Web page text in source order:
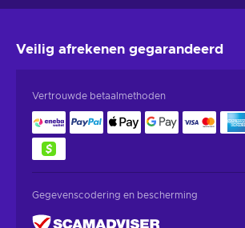
Veilig afrekenen gegarandeerd
Vertrouwde betaalmethoden
Gegevenscodering en bescherming